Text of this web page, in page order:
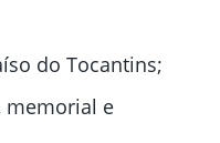
do Tocantins;
memorial e